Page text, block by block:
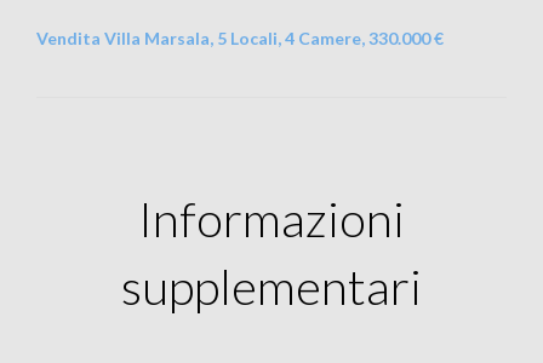
Vendita Villa Marsala, 5 Locali, 4 Camere, 330.000 €
Informazioni
supplementari